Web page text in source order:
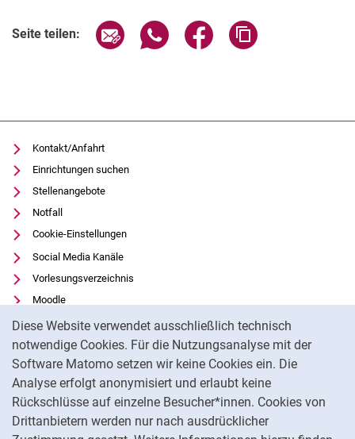
Diese Website verwendet ausschließlich technisch
notwendige Cookies. Für die Nutzungsanalyse mit der
Software Matomo setzen wir keine Cookies ein. Die
Analyse erfolgt anonymisiert und erlaubt keine
Rückschlüsse auf einzelne Besucher*innen. Cookies von
Drittanbietern werden nur nach ausdrücklicher
Seite teilen: Seite über E-Mail teilen
Seite über WhatsApp teilen
Seite über Facebook
Kontakt/Anfahrt
Einrichtungen suchen
Stellenangebote
Notfall
Cookie-Einstellungen
Social Media Kanäle
Vorlesungsverzeichnis
Moodle
Panopto
Universitätsbibliothek
Datenschutz
Barrierefreiheit
Transparenter KI-Einsatz